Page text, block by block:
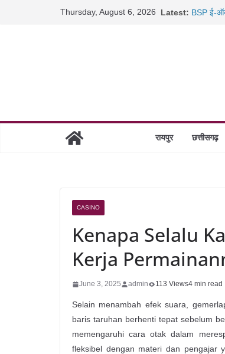
Thursday, August 6, 2026 Latest: BSP ई-
साइबर
रायपुर छत्तीसगढ़
CASINO
Kenapa Selalu
Kerja
June 3, 2025 admin 113 Views4 min read
Selain menambah efek suara,
baris taruhan berhenti tepat sebelum
memengaruhi cara otak dalam
fleksibel dengan materi dan pengajar